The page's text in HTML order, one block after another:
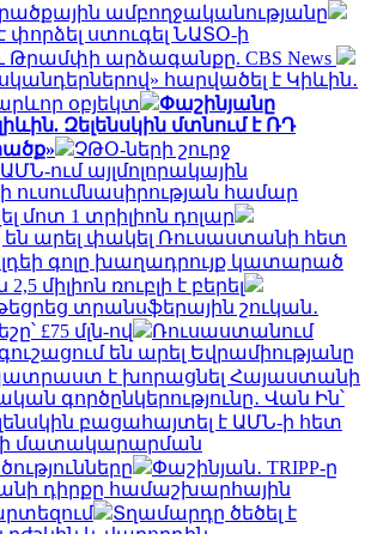
ամբողջականությանը
ստուգել ՆԱՏՕ-ի
Թրամփի արձագանքը. CBS News
հարվածել է Կիևին․
օբյեկտ
Փաշինյանը
Զելենսկին մտնում է ՌԴ
ՉԹՕ-ների շուրջ
ում այլմոլորակային
ուսումնասիրության համար
մոտ 1 տրիլիոն դոլար
են արել փակել Ռուսաստանի հետ
գոլը խաղադրույք կատարած
միլիոն ռուբլի է բերել
տրանսֆերային շուկան․
£75 մլն-ով
Ռուսաստանում
են արել Եվրամիությանը
է խորացնել Հայաստանի
գործընկերությունը․ Վան Ին՝
բացահայտել է ԱՄՆ-ի հետ
մատակարարման
Փաշինյան․ TRIPP-ը
դիրքը համաշխարհային
Տղամարդը ծեծել է